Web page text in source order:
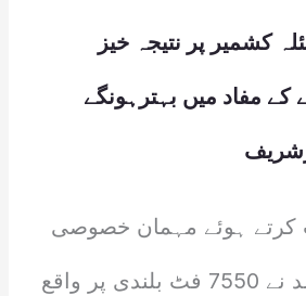
کشمیر پر نتیجہ خیز
مفاد میں بہترہونگے
ہوئے مہمان خصوصی
خواجہ فاروق احمد نے 7550 فٹ بلندی پر واقع